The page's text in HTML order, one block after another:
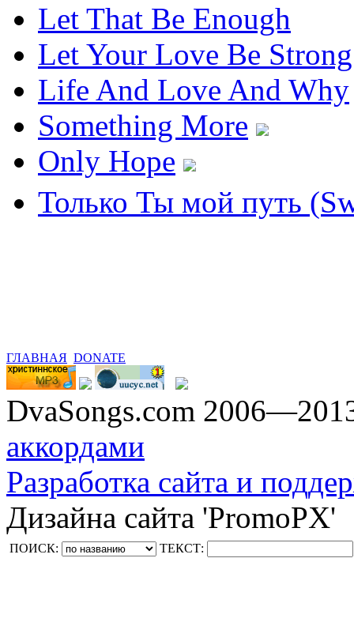
Let That Be Enough
Let Your Love Be Strong
Life And Love And Why
Something More
Only Hope
Только Ты мой путь
ГЛАВНАЯ DONATE
DvaSongs.com
аккордами
Разработка сайта и
Дизайна сайта 'PromoPX'
ПОИСК: ТЕКСТ: